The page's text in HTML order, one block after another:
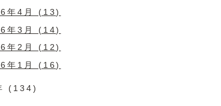
年4月 (13)
年3月 (14)
年2月 (12)
年1月 (16)
(134)